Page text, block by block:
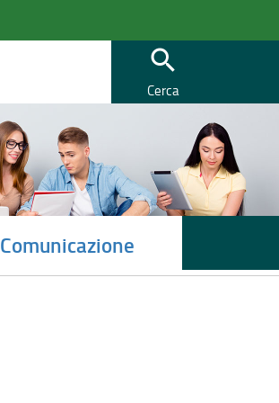
search
Cerca
Comunicazione